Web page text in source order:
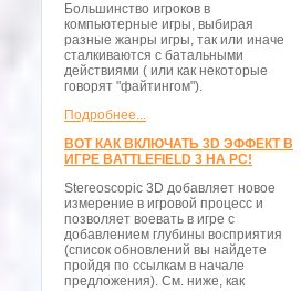
Большинство игроков в
компьютерные игры, выбирая
разные жанры игры, так или иначе
сталкиваются с батальными
действиями ( или как некоторые
говорят "файтингом").
Подробнее...
ВОТ КАК ВКЛЮЧАТЬ 3D ЭФФЕКТ В
ИГРЕ BATTLEFIELD 3 НА PC!
Stereoscopic 3D добавляет новое
измерение в игровой процесс и
позволяет воевать в игре с
добавлением глубины восприятия
(список обновлений вы найдете
пройдя по ссылкам в начале
предложения). См. ниже, как